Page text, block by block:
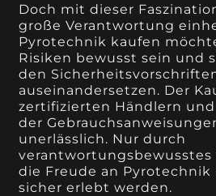
Doch mit dieser
große Verantwortung
Pyrotechnik kaufen
Risiken bewusst sein und
den
auseinandersetzen. Der
zertifizierten Händlern
der
unerlässlich. Nur durch
verantwortungsbewusstes
die Freude an
sicher erlebt werden.